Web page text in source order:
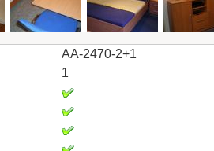
AA-2470-2+1
1